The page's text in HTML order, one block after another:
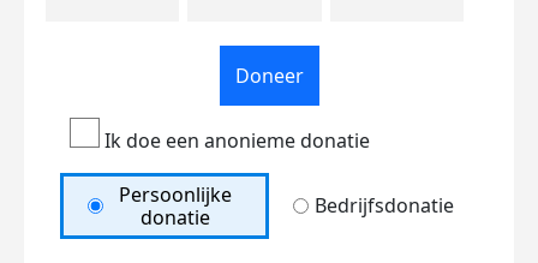
Doneer
Ik doe een anonieme donatie
Persoonlijke
donatie
Bedrijfsdonatie